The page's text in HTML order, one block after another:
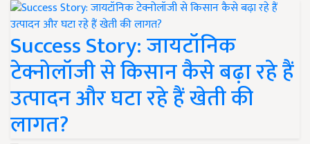
Success Story: जायटॉनिक
टेक्नोलॉजी से किसान कैसे बढ़ा रहे हैं
उत्पादन और घटा रहे हैं खेती की
लागत?